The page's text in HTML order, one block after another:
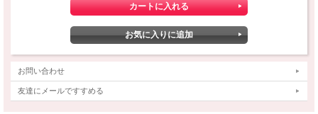
お問い合わせ
友達にメールですすめる